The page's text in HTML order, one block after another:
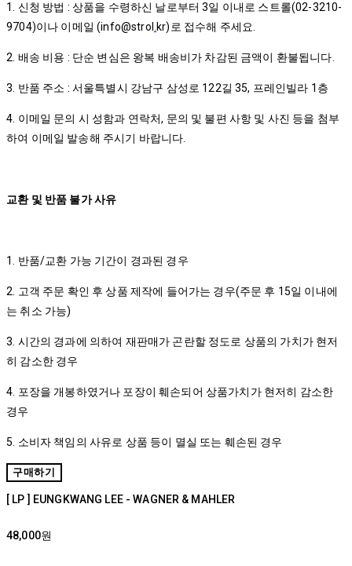
1. 신청 방법 : 상품을 수령하신 날로부터 3일 이내로 스트롤(02-3210-
9704)이나 이메일 (info@strol kr)로 접수해 주세요.
2. 배송 비용 : 단순 변심은 왕복 배송비가 차감된 금액이 환불됩니다.
3. 반품 주소 : 서울특별시 강남구 삼성로 122길 35, 프레인빌라 1층
4. 이메일 문의 시 성함과 연락처, 문의 및 불편 사항 및 사진 등을 첨부
하여 이메일 발송해 주시기 바랍니다.
교환 및 반품 불가 사유
1. 반품/교환 가능 기간이 경과된 경우
2. 고객 주문 확인 후 상품 제작에 들어가는 경우(주문 후 15일 이내에
는 취소 가능)
3. 시간의 경과에 의하여 재판매가 곤란할 정도로 상품의 가치가 현저
히 감소한 경우
4. 포장을 개봉하였거나 포장이 훼손되어 상품가치가 현저히 감소한
경우
5. 소비자 책임의 사유로 상품 등이 멸실 또는 훼손된 경우
구매하기
[ LP ] EUNGKWANG LEE - WAGNER & MAHLER
48,000원